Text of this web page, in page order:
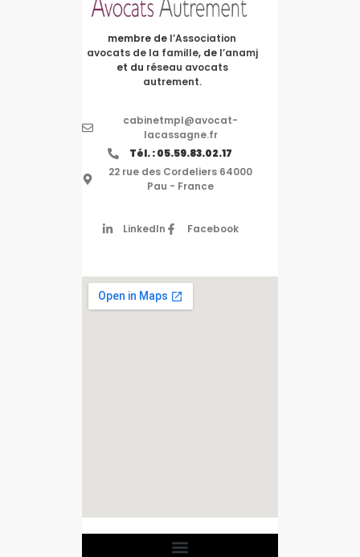
membre de l’Association
avocats de la famille, de l’anamj
et du réseau avocats
autrement.
cabinetmpl@avocat-
lacassagne.fr
Tél. : 05.59.83.02.17
22 rue des Cordeliers 64000
Pau - France
LinkedIn Facebook